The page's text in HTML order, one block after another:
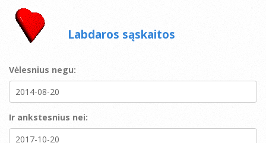
Labdaros sąskaitos
Vėlesnius negu:
Ir ankstesnius nei: